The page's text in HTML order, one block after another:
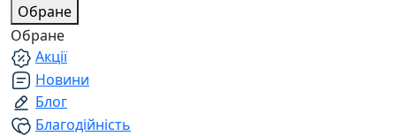
Обране
Обране
Акції
Новини
Блог
Благодійність